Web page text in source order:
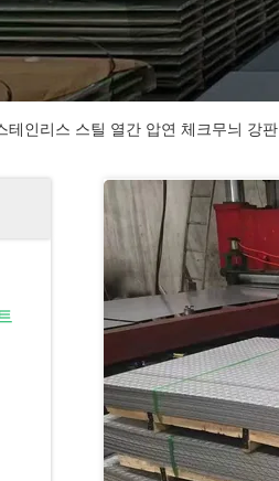
테인리스 스틸 열간 압연 체크무늬 강판